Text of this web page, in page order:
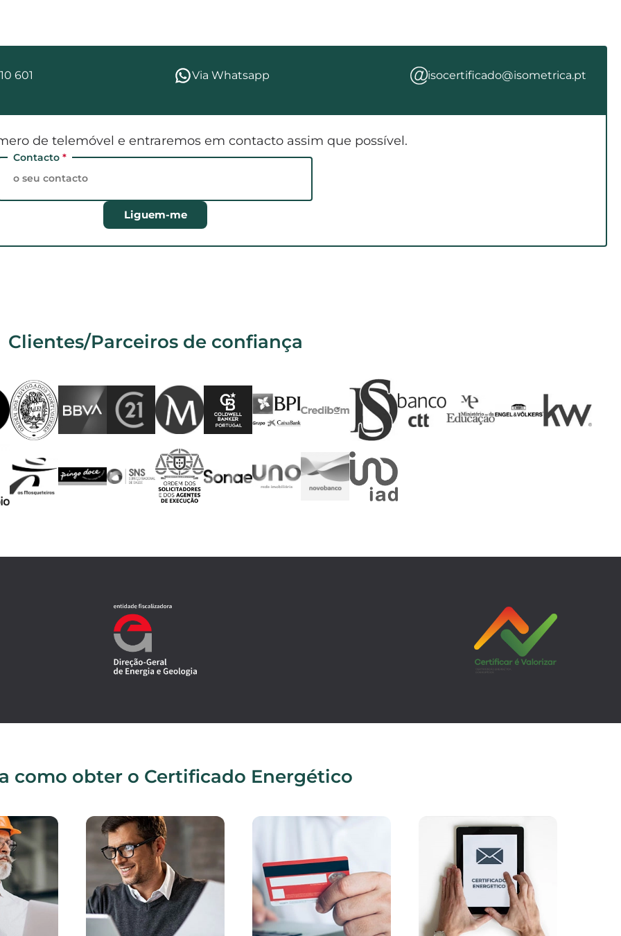
601 Via Whatsapp isocertificado@isometrica.pt
de telemóvel e entraremos em contacto assim que possível.
Contacto *
Liguem-me
Clientes/Parceiros de confiança
como obter o Certificado Energético